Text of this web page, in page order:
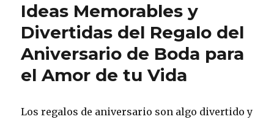
Ideas Memorables y
Divertidas del Regalo del
Aniversario de Boda para
el Amor de tu Vida
Los regalos de aniversario son algo divertido y